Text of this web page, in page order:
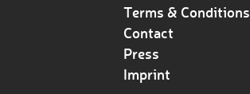
Terms & Conditions
Contact
Press
Imprint